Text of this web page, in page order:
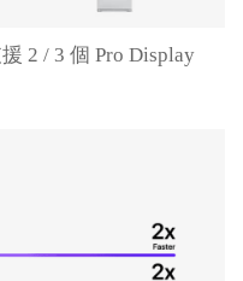
2 / 3 個 Pro Display